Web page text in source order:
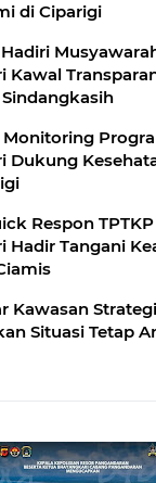
di Ciparigi
Kawal
Dukung
Respon
Hadir Tangani
Kawasan
Situasi Tetap